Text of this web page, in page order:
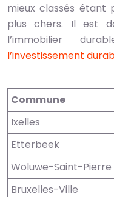
mieux classés étant
plus chers. Il est
l’immobilier
l’investissement
Commune
Ixelles
Etterbeek
Woluwe-Saint-Pierre
Bruxelles-Ville